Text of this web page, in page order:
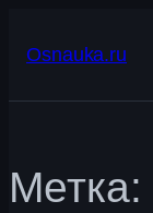
Osnauka.ru
Метка: